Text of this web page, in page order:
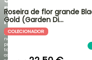
DE
PLANTAS!
Descubra
novas
promoções
todas
as
Roseira de flor grande
Gold (Garden Di…
COLECIONADOR